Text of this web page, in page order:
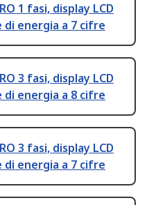
1 fasi, display LCD
energia a 7 cifre
3 fasi, display LCD
energia a 8 cifre
3 fasi, display LCD
energia a 7 cifre